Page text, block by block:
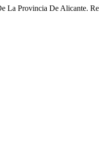
La Provincia De Alicante.